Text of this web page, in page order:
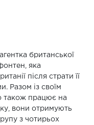
британської
яка
після страти її
Разом із своїм
також працює на
вони отримують
з чотирьох